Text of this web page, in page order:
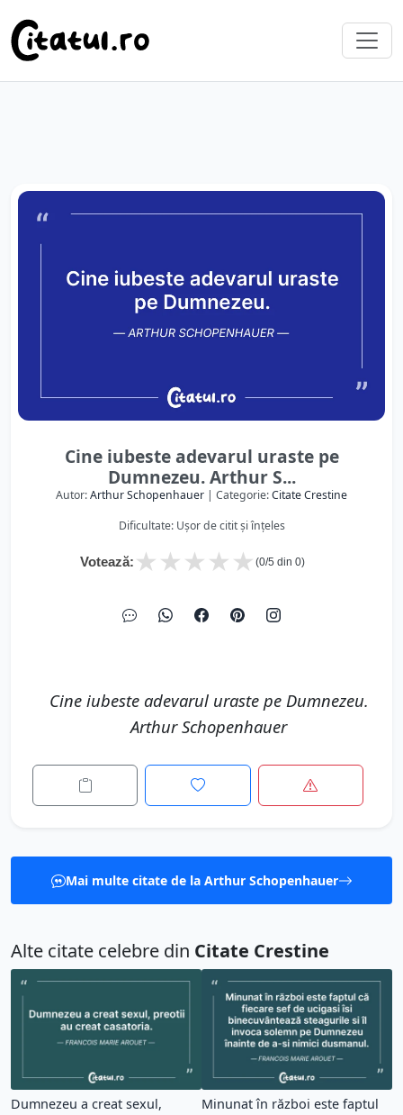
Cine iubeste adevarul uraste pe
Dumnezeu. Arthur S...
Autor:Arthur Schopenhauer | Categorie:Citate Crestine
Dificultate: Ușor de citit și înțeles
Votează: ★
★
★
★
★ (0/5 din 0)
Cine iubeste adevarul uraste pe Dumnezeu.
Arthur Schopenhauer
Mai multe citate de la Arthur Schopenhauer
Alte citate celebre din Citate Crestine
Dumnezeu a creat sexul,
Minunat în război este faptul